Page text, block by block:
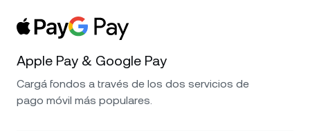
Apple Pay & Google Pay
Cargá fondos a través de los dos servicios de
pago móvil más populares.